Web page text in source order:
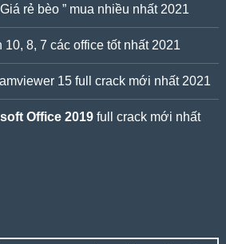
rẻ bèo ” mua nhiều nhất 2021
8, 7 các office tốt nhất 2021
15 full crack mới nhất 2021
Office 2019full crack mới nhất